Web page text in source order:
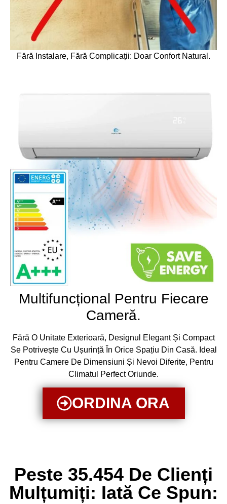
Fără Instalare, Fără Complicații: Doar Confort Natural.
Multifuncțional Pentru Fiecare
Cameră.
Fără O Unitate Exterioară, Designul Elegant Și Compact
Se Potrivește Cu Ușurință În Orice Spațiu Din Casă. Ideal
Pentru Camere De Dimensiuni Și Nevoi Diferite, Pentru
Climatul Perfect Oriunde.
ORDINA ORA
Peste 35.454 De Clienți
Mulțumiți: Iată Ce Spun: